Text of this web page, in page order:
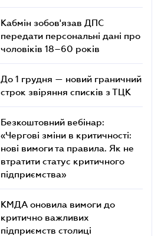
Кабмін зобов'язав ДПС
передати персональні дані про
чоловіків 18–60 років
До 1 грудня — новий граничний
строк звіряння списків з ТЦК
Безкоштовний вебінар:
«Чергові зміни в критичності:
нові вимоги та правила. Як не
втратити статус критичного
підприємства»
КМДА оновила вимоги до
критично важливих
підприємств столиці